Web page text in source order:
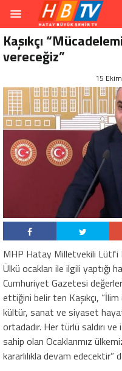
Kaşıkçı
vereceğiz”
15
MHP Hatay Milletvekili Lütfi
Ülkü ocakları ile ilgili
Cumhuriyet Gazetesi
ettiğini belir ten Kaşıkçı,
kültür, sanat ve siyaset
ortadadır. Her türlü saldırı
sahip olan Ocaklarımız
kararlılıkla devam edecektir”